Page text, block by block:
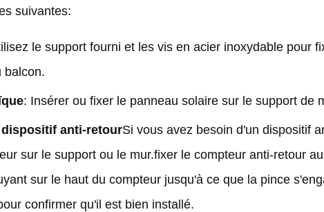
suivantes:
le support fourni et les vis en acier inoxydable pour
balcon.
: Insérer ou fixer le panneau solaire sur le support de
anti-retourSi vous avez besoin d'un dispositif
sur le support ou le mur.fixer le compteur anti-retour
sur le haut du compteur jusqu'à ce que la pince
confirmer qu'il est bien installé.